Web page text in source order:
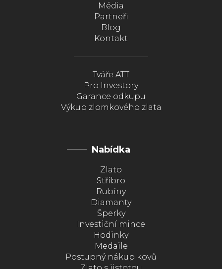
Média
Partneři
Blog
Kontakt
Tváře ATT
Pro Investory
Garance odkupu
Výkup zlomkového zlata
Nabídka
Zlato
Stříbro
Rubíny
Diamanty
Šperky
Investiční mince
Hodinky
Medaile
Postupný nákup kovů